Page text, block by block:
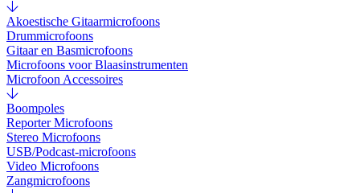
Akoestische Gitaarmicrofoons
Drummicrofoons
Gitaar en Basmicrofoons
Microfoons voor Blaasinstrumenten
Microfoon Accessoires
Boompoles
Reporter Microfoons
Stereo Microfoons
USB/Podcast-microfoons
Video Microfoons
Zangmicrofoons